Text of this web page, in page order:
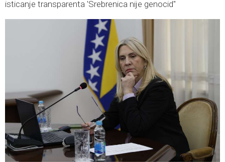
isticanje transparenta 'Srebrenica nije genocid"